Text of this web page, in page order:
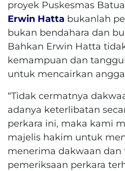
proyek Puskesmas
Erwin Hatta bukanlah
bukan bendahara dan
Bahkan Erwin Hatta
kemampuan dan
untuk mencairkan
“Tidak cermatnya
adanya keterlibatan
perkara ini, maka kami
majelis hakim untuk
menerima dakwaan
pemeriksaan perkara